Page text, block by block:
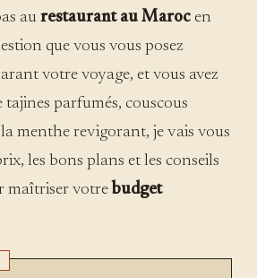
au restaurant au Maroc en
que vous vous posez
votre voyage, et vous avez
parfumés, couscous
menthe revigorant, je vais vous
les bons plans et les conseils
maîtriser votre budget